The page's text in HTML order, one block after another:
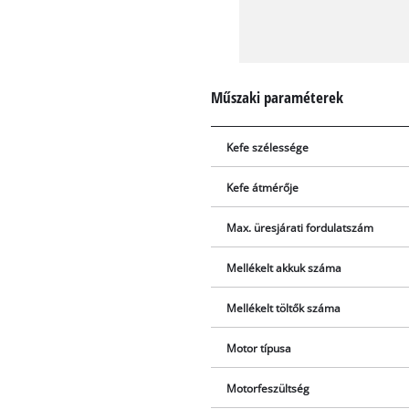
Műszaki paraméterek
Kefe szélessége
Kefe átmérője
Max. üresjárati fordulatszám
Mellékelt akkuk száma
Mellékelt töltők száma
Motor típusa
Motorfeszültség